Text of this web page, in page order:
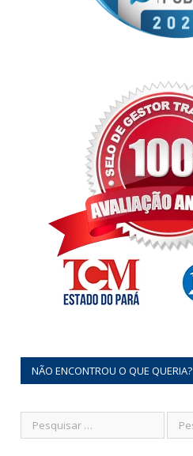
NÃO ENCONTROU O QUE QUERIA?